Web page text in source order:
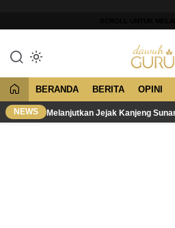
konten
Dawuh Guru
Merawat Tradisi,
BERANDA BERITA OPINI
NEWS Melanjutkan Jejak Kanjeng